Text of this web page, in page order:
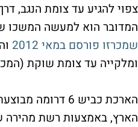
המדובר הוא למעשה המשכו של קטע 21 שפוצל ל-3 מכרזים: ממחלף רהט ועד
שמכרזו פורסם במאי 2012
ומלקייה עד צומת שוקת
הארכת כביש 6 דרומה מבוצעת במסגרת
הארץ, באמצעות רשת מהירה